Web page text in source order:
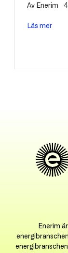
Av Enerim
Läs mer
Enerim